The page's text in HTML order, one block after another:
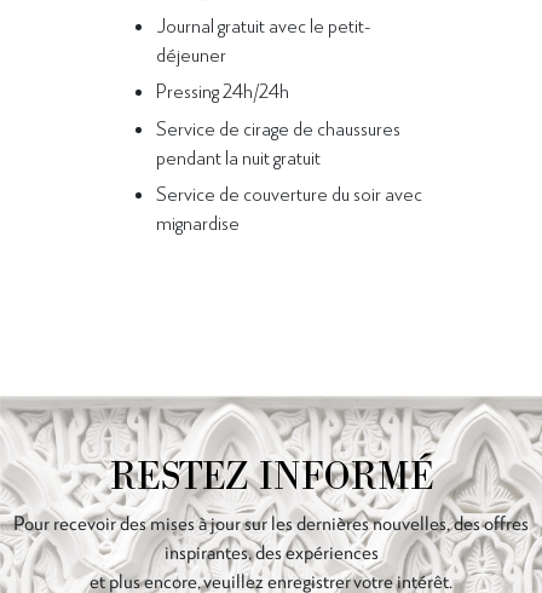
Journal gratuit avec le petit-
déjeuner
Pressing 24h/24h
Service de cirage de chaussures
pendant la nuit gratuit
Service de couverture du soir avec
mignardise
RESTEZ INFORMÉ
Pour recevoir des mises à jour sur les dernières nouvelles, des offres
inspirantes, des expériences
et plus encore, veuillez enregistrer votre intérêt.